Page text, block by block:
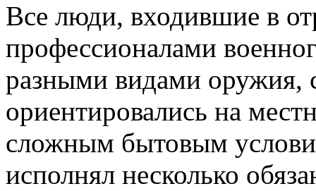
Все люди, входившие в
профессионалами
разными видами оружия,
ориентировались на
сложным бытовым
исполнял несколько